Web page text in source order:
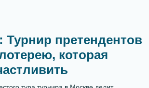
Турнир претендентов
которая